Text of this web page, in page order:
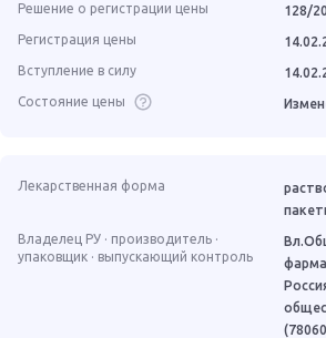
Решение о регистрации цены
128/
Регистрация цены
Вступление в силу
Состояние цены
Лекарственная форма
Владелец РУ · производитель ·
упаковщик · выпускающий контроль